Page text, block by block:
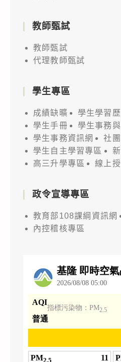
教師甄試
教師甄試
代理教師甄試
學生專區
成績缺曠
學生學習
學生手冊
學生事務
學生事務資訊網
社
學生自主學習專區
高三升學專區
線上
政令宣導專區
教育部108課綱資訊網
內控稽核專區